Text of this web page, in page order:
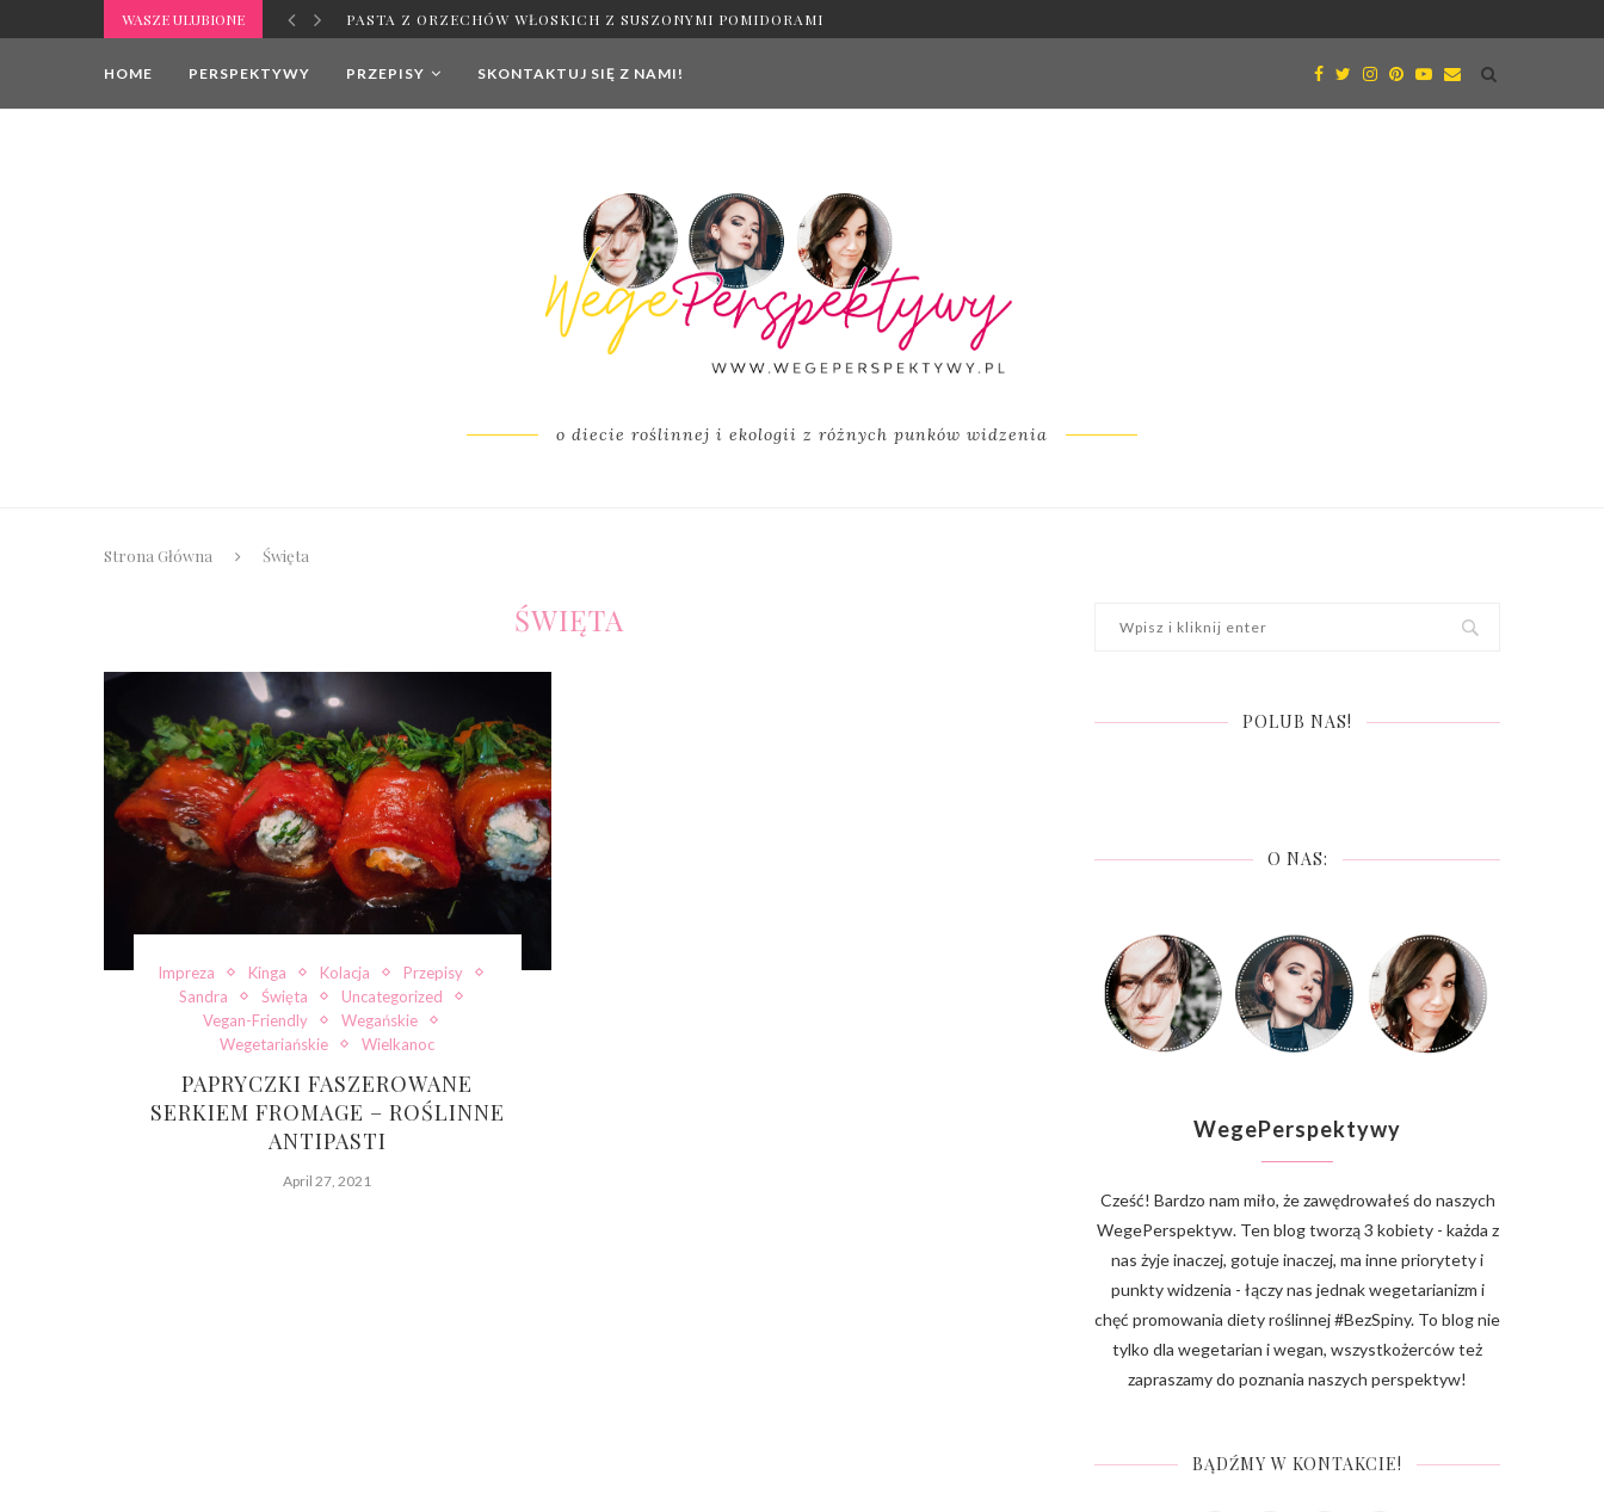
WASZE ULUBIONE PASTA Z ORZECHÓW WŁOSKICH Z SUSZONYMI POMIDORAMI
HOME PERSPEKTYWY PRZEPISY SKONTAKTUJ SIĘ Z NAMI!
o diecie roślinnej i ekologii z różnych punków widzenia
Strona Główna Święta
ŚWIĘTA
Impreza Kinga Kolacja
Przepisy
Sandra
Święta
Uncategorized
Vegan-Friendly
Wegańskie
Wegetariańskie
Wielkanoc
PAPRYCZKI FASZEROWANE
SERKIEM FROMAGE – ROŚLINNE
ANTIPASTI
April 27, 2021
POLUB NAS!
O NAS:
WegePerspektywy
Cześć! Bardzo nam miło, że zawędrowałeś do naszych
WegePerspektyw. Ten blog tworzą 3 kobiety - każda z
nas żyje inaczej, gotuje inaczej, ma inne priorytety i
punkty widzenia - łączy nas jednak wegetarianizm i
chęć promowania diety roślinnej #BezSpiny. To blog nie
tylko dla wegetarian i wegan, wszystkożerców też
zapraszamy do poznania naszych perspektyw!
BĄDŹMY W KONTAKCIE!